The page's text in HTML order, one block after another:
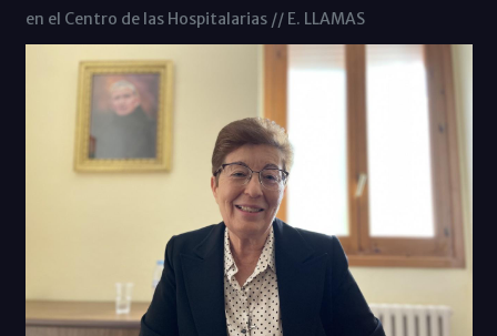
en el Centro de las Hospitalarias // E. LLAMAS